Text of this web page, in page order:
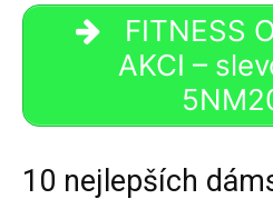
FITNESS
AKCI –
10 nejlepších